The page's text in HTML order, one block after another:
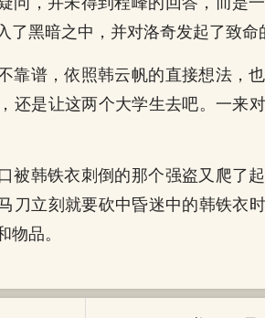
了黑暗之中，并对洛奇发起了致命
靠谱，依照韩云帆的直接想法，
还是让这两个大学生去吧。一来
被韩铁衣刺倒的那个强盗又爬了
刀立刻就要砍中昏迷中的韩铁衣
物品。